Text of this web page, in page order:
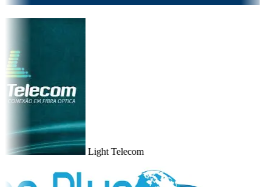
Light Telecom